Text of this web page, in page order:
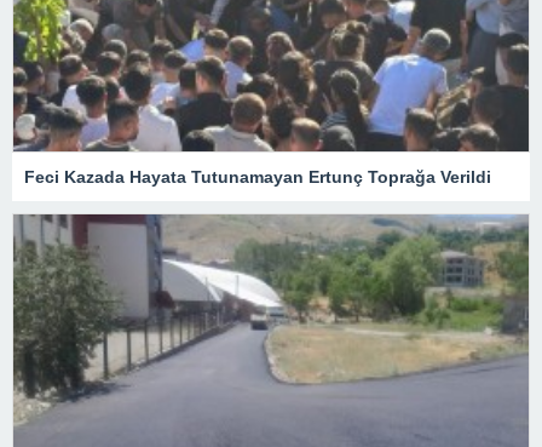
Feci Kazada Hayata Tutunamayan Ertunç Toprağa Verildi